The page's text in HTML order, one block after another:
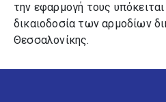
την εφαρμογή τους
δικαιοδοσία των αρμοδίων
Θεσσαλονίκης.